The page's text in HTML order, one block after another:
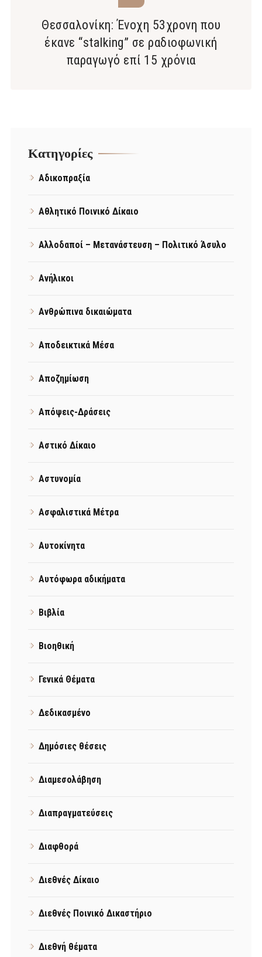
Θεσσαλονίκη: Ένοχη 53χρονη που
έκανε “stalking” σε ραδιοφωνική
παραγωγό επί 15 χρόνια
Kατηγορίες
Αδικοπραξία
Αθλητικό Ποινικό Δίκαιο
Αλλοδαποί – Μετανάστευση – Πολιτικό Άσυλο
Ανήλικοι
Ανθρώπινα δικαιώματα
Αποδεικτικά Μέσα
Αποζημίωση
Απόψεις-Δράσεις
Αστικό Δίκαιο
Αστυνομία
Ασφαλιστικά Μέτρα
Αυτοκίνητα
Αυτόφωρα αδικήματα
Βιβλία
Βιοηθική
Γενικά Θέματα
Δεδικασμένο
Δημόσιες θέσεις
Διαμεσολάβηση
Διαπραγματεύσεις
Διαφθορά
Διεθνές Δίκαιο
Διεθνές Ποινικό Δικαστήριο
Διεθνή θέματα